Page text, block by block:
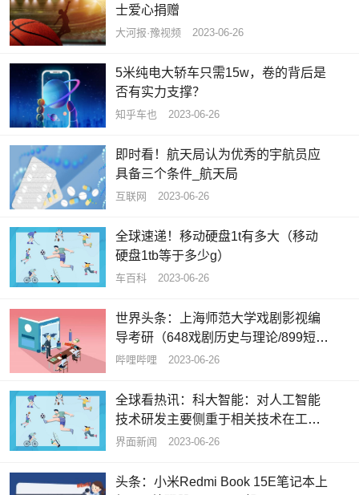
士爱心捐赠
大河报·豫视频 2023-06-26
5米纯电大轿车只需15w，卷的背后是
否有实力支撑？
知乎车也 2023-06-26
即时看！航天局认为优秀的宇航员应
具备三个条件_航天局
互联网 2023-06-26
全球速递！移动硬盘1t有多大（移动
硬盘1tb等于多少g）
车百科 2023-06-26
世界头条：上海师范大学戏剧影视编
导考研（648戏剧历史与理论/899短片
剧本创作）经验分享
哔哩哔哩 2023-06-26
全球看热讯：科大智能：对人工智能
技术研发主要侧重于相关技术在工业
领域内的应用
界面新闻 2023-06-26
头条：小米Redmi Book 15E笔记本上